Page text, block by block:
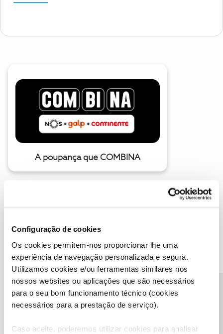
Configuração de cookies
Os cookies permitem-nos proporcionar lhe uma
experiência de navegação personalizada e segura.
Utilizamos cookies e/ou ferramentas similares nos
nossos websites ou aplicações que são necessários
para o seu bom funcionamento técnico (cookies
necessários para a prestação de serviço).
Caso aceite, poderemos utilizar cookies para analisar
A poupança que COMBINA
Descubra as novidades de julho